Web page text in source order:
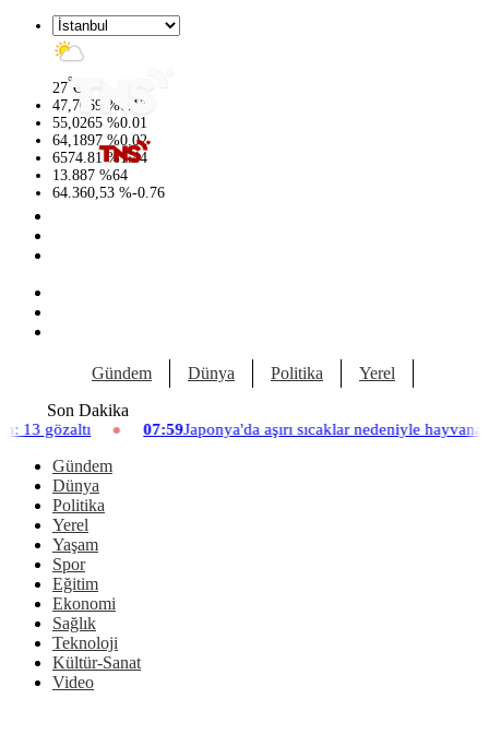
27°C
47,7069 %0.17
55,0265 %0.01
64,1897 %0.02
6574.81 %1.44
13.887 %64
64.360,53 %-0.76
Gündem Dünya Politika Yerel
Son Dakika
07:59Japonya'da aşırı sıcaklar nedeniyle hayvanat bahçesinde üç
Gündem
Dünya
Politika
Yerel
Yaşam
Spor
Eğitim
Ekonomi
Sağlık
Teknoloji
Kültür-Sanat
Video